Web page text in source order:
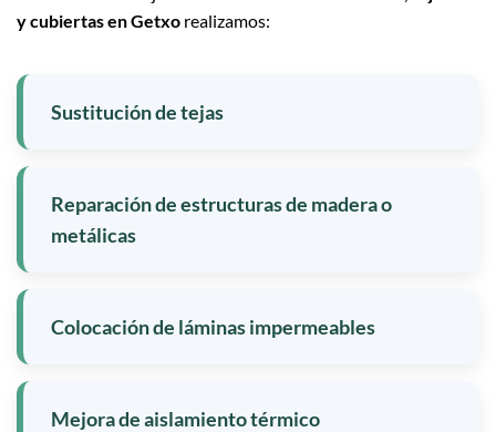
y cubiertas en Getxo realizamos:
Sustitución de tejas
Reparación de estructuras de madera o
metálicas
Colocación de láminas impermeables
Mejora de aislamiento térmico